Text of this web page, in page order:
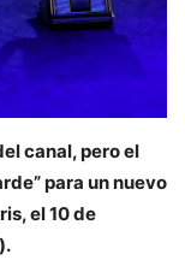
canal, pero el
para un nuevo
el 10 de